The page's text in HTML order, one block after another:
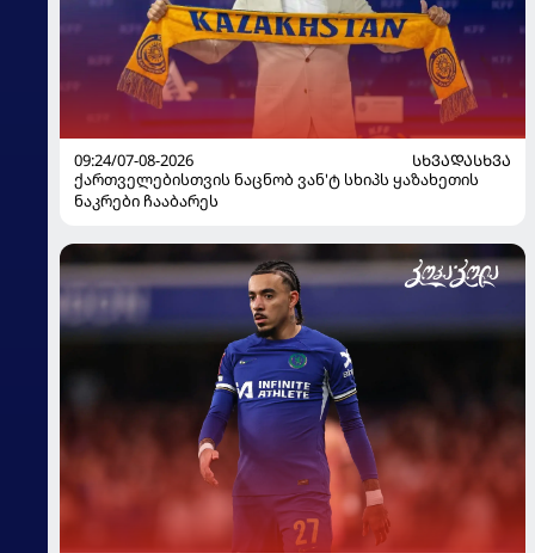
09:24/07-08-2026
ᲡᲮᲕᲐᲓᲐᲡᲮᲕᲐ
ქართველებისთვის ნაცნობ ვან'ტ სხიპს ყაზახეთის
ნაკრები ჩააბარეს